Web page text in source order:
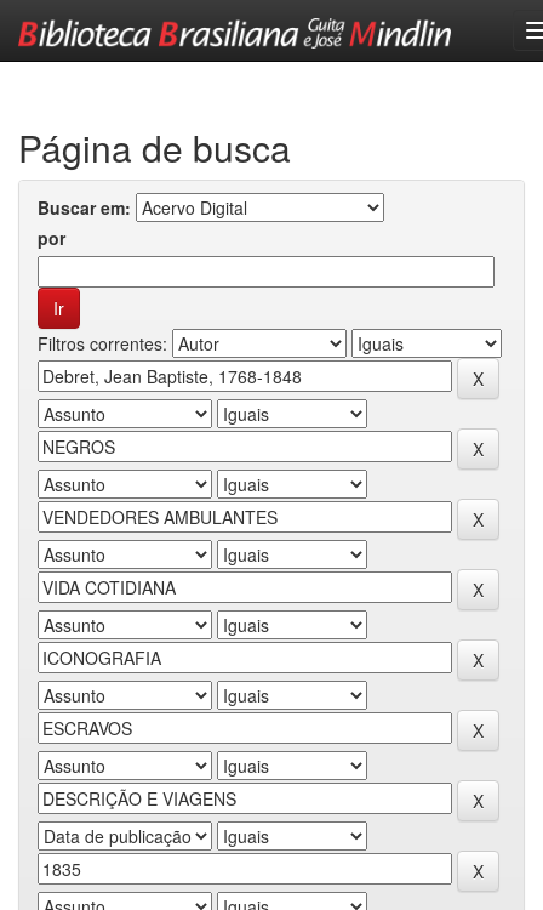
Página de busca
Buscar em:
por
Filtros correntes: